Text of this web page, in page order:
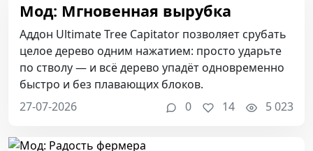
Мод: Мгновенная вырубка
Аддон Ultimate Tree Capitator позволяет срубать
целое дерево одним нажатием: просто ударьте
по стволу — и всё дерево упадёт одновременно
быстро и без плавающих блоков.
27-07-2026
0 14 5 023